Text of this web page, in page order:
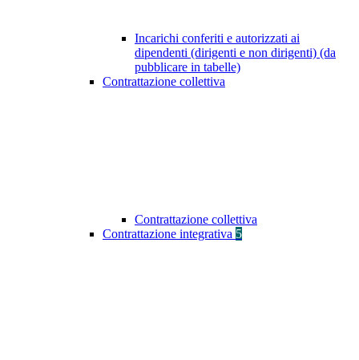
Incarichi conferiti e autorizzati ai
dipendenti (dirigenti e non dirigenti) (da
pubblicare in tabelle)
Contrattazione collettiva
Contrattazione collettiva
Contrattazione integrativa 5